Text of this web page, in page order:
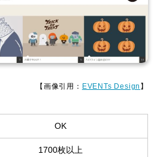
【画像引用： EVENTs Design 】
OK
1700枚以上